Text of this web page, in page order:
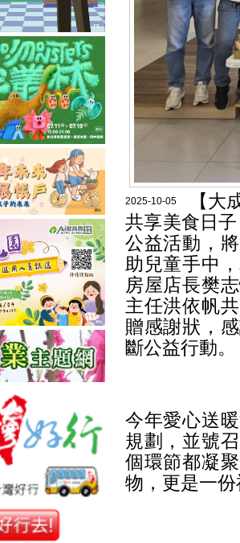
2025-10-05
【大
共享美食日
公益活動，
助兒童手中
房屋店長樊
主任洪依帆
贈感謝狀，
斷公益行動。
今年愛心送
規劃，並號
個環節都凝
物，更是一